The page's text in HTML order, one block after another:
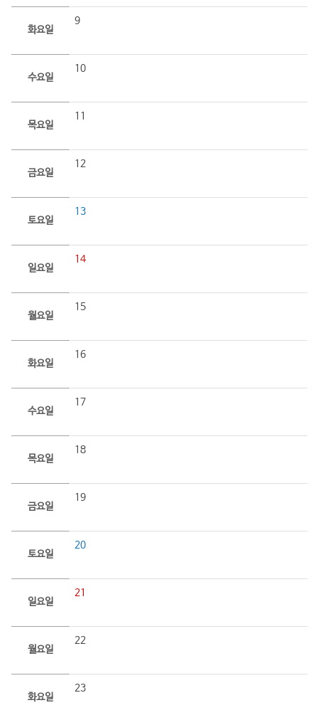
화요일
9
수요일
10
목요일
11
금요일
12
토요일
13
일요일
14
월요일
15
화요일
16
수요일
17
목요일
18
금요일
19
토요일
20
일요일
21
월요일
22
화요일
23